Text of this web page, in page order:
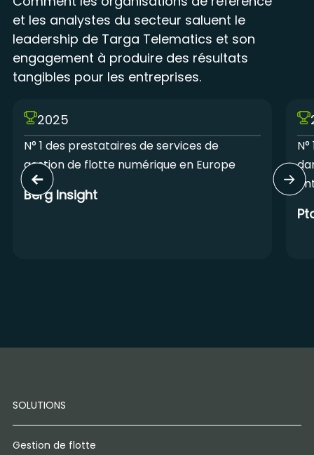
et les analystes du secteur saluent le
leadership de Targa Telematics et son
engagement à produire des résultats
tangibles pour les entreprises.
2025
N° 1 des prestataires de services de
gestion de flotte numérique en Europe
Berg Insight
SOLUTIONS
Gestion de flotte